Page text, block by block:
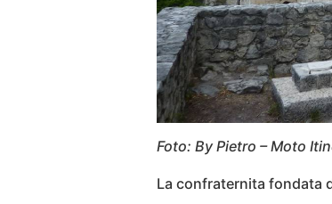
Foto: By Pietro – Moto
La confraternita fondata